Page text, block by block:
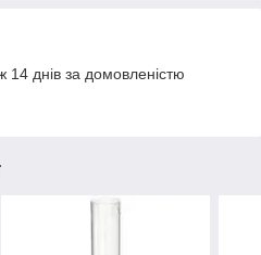
днів за домовленістю